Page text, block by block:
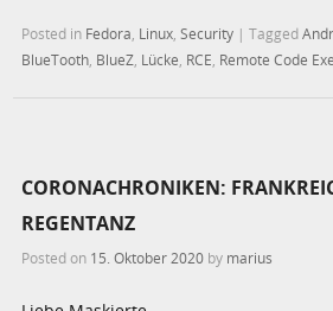
Posted in Fedora, Linux,Security |Tagged
BlueTooth, BlueZ, Lücke, RCE, Remote Code
CORONACHRONIKEN:
REGENTANZ
Posted on 15. Oktober 2020 by marius